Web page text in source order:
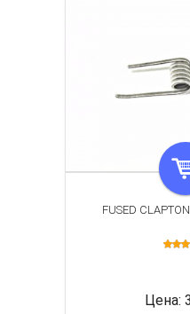
FUSED
Цена: